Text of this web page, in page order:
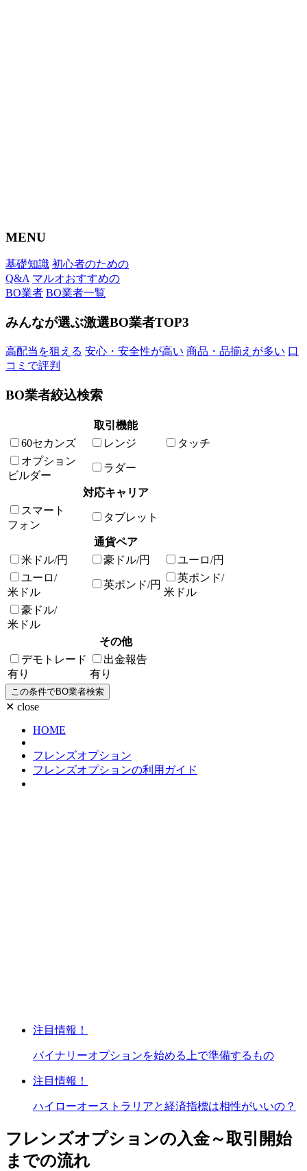
MENU
基礎知識 初心者のための
Q&A マルオおすすめの
BO業者 BO業者一覧
みんなが選ぶ激選BO業者TOP3
高配当を狙える 安心・安全性が高い 商品・品揃えが多い 口
コミで評判
BO業者絞込検索
取引機能
60セカンズ
レンジ
タッチ
オプション
ビルダー
ラダー
対応キャリア
スマート
フォン
タブレット
通貨ペア
米ドル/円
豪ドル/円
ユーロ/円
ユーロ/
米ドル
英ポンド/円
英ポンド/
米ドル
豪ドル/
米ドル
その他
デモトレード
有り
出金報告
有り
✕ close
HOME
フレンズオプション
フレンズオプションの利用ガイド
注目情報！
バイナリーオプションを始める上で準備するもの
注目情報！
ハイローオーストラリアと経済指標は相性がいいの？
フレンズオプションの入金～取引開始
までの流れ